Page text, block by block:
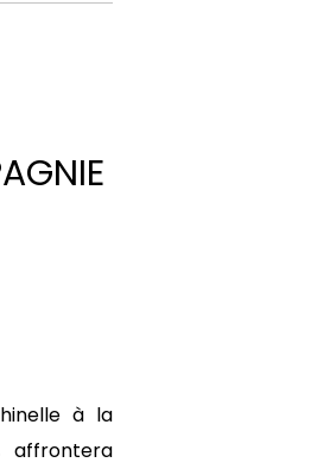
à la
affrontera